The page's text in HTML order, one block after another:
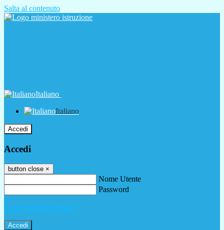
Salta al contenuto
Italiano
Italiano
Accedi
Accedi
button close ×
Nome Utente
Password
Password dimenticata?